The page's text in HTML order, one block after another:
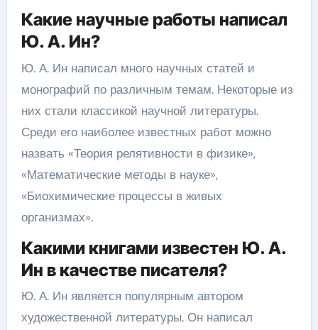
Какие научные работы написал
Ю. А. Ин?
Ю. А. Ин написал много научных статей и
монографий по различным темам. Некоторые из
них стали классикой научной литературы.
Среди его наиболее известных работ можно
назвать «Теория релятивности в физике»,
«Математические методы в науке»,
«Биохимические процессы в живых
организмах».
Какими книгами известен Ю. А.
Ин в качестве писателя?
Ю. А. Ин является популярным автором
художественной литературы. Он написал